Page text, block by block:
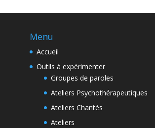
Menu
Accueil
Outils à expérimenter
Groupes de paroles
Ateliers Psychothérapeutiques
Ateliers Chantés
Ateliers